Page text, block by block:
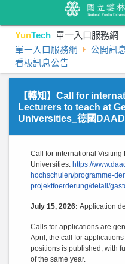
YunTech 單一入口服務網
單一入口服務網 公開訊
看板訊息公告
【轉知】Call for
Lecturers to teach at
Universities_德國
Call for international Visiting
Universities: https://
hochschulen/programme-
projektfoerderung/detail/
July 15, 2026: Application
Calls for applications are
April, the call for
positions is published, with
of the same year.